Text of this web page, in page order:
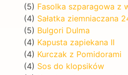
(5) Fasolka szparagowa z
(4) Sałatka ziemniaczana
(5) Bulgori Dulma
(4) Kapusta zapiekana II
(4) Kurczak z Pomidorami
(4) Sos do klopsików